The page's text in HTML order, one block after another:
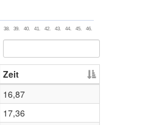
38. 39. 40. 41. 42. 43. 44. 45. 46.
Zeit
16,87
17,36